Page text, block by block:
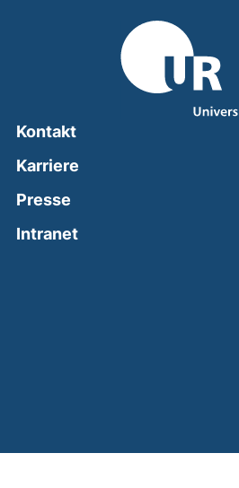
Kontakt
Karriere
Presse
Intranet(external link, opens